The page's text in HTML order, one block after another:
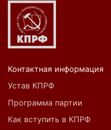
Контактная информация
Устав КПРФ
Программа партии
Как вступить в КПРФ